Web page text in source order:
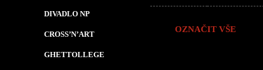
DIVADLO NP
CROSS’N’ART
GHETTOLLEGE
OZNAČIT VŠE